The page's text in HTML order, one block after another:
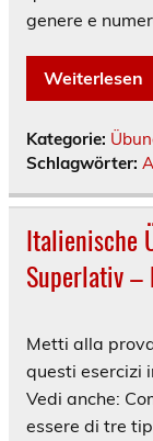
genere e
Weiterlesen
Kategorie:
Schlagwörter:
Italienische
Superlativ –
Metti alla
questi esercizi
Vedi anche:
essere di tre